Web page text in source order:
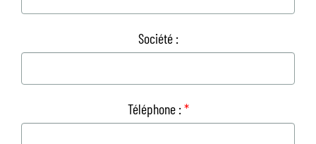
Société :
Téléphone :*